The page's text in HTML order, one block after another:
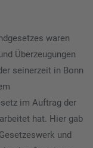
waren
Überzeugungen
seinerzeit in Bonn
im Auftrag der
hat. Hier gab
und